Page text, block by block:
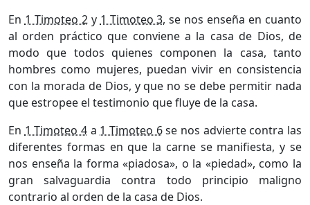
En 1 Timoteo 2y 1 Timoteo 3, se nos enseña en cuanto
al orden práctico que conviene a la casa de Dios, de
modo que todos quienes componen la casa, tanto
hombres como mujeres, puedan vivir en consistencia
con la morada de Dios, y que no se debe permitir nada
que estropee el testimonio que fluye de la casa.
En 1 Timoteo 4 a 1 Timoteo 6se nos advierte contra las
diferentes formas en que la carne se manifiesta, y se
nos enseña la forma «piadosa», o la «piedad», como la
gran salvaguardia contra todo principio maligno
contrario al orden de la casa de Dios.